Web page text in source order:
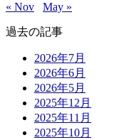
« Nov
May »
過去の記事
2026年7月
2026年6月
2026年5月
2025年12月
2025年11月
2025年10月